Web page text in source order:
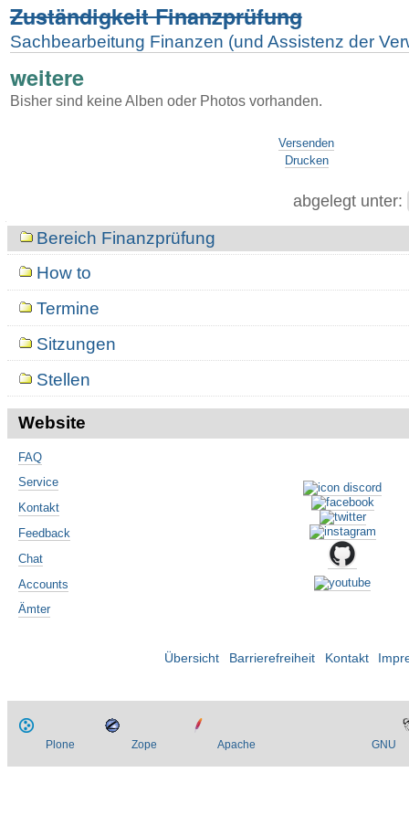
Zuständigkeit Finanzprüfung
Sachbearbeitung Finanzen (und Assistenz der
weitere
Bisher sind keine Alben oder Photos vorhanden.
Versenden
Drucken
abgelegt unter:
NavigationBereich Finanzprüfung
How to
Termine
Sitzungen
Stellen
Website
FAQ
Service
Kontakt
Feedback
Chat
Accounts
Ämter
Übersicht Barrierefreiheit Kontakt
Plone Zope Apache GNU